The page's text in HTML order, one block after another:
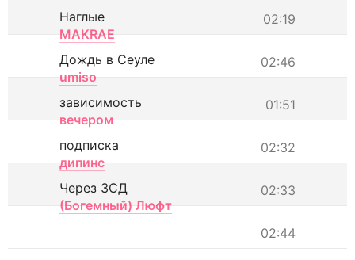
02:19
Наглые
MAKRAE
02:46
Дождь в Сеуле
umiso
01:51
зависимость
вечером
02:32
подписка
дипинс
02:33
Через ЗСД
(Богемный) Люфт
02:44